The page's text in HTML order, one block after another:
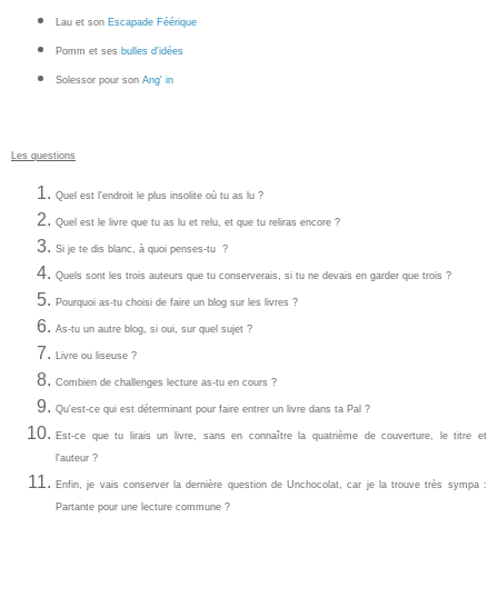
Lau et son Escapade Féérique
Pomm et ses bulles d'idées
Solessor pour son Ang' in
Les questions
Quel est l'endroit le plus insolite où tu as lu ?
Quel est le livre que tu as lu et relu, et que tu reliras encore ?
Si je te dis blanc, à quoi penses-tu ?
Quels sont les trois auteurs que tu conserverais, si tu ne devais en garder que trois ?
Pourquoi as-tu choisi de faire un blog sur les livres ?
As-tu un autre blog, si oui, sur quel sujet ?
Livre ou liseuse ?
Combien de challenges lecture as-tu en cours ?
Qu'est-ce qui est déterminant pour faire entrer un livre dans ta Pal ?
Est-ce que tu lirais un livre, sans en connaître la quatrième de couverture, le titre et
l'auteur ?
Enfin, je vais conserver la dernière question de Unchocolat, car je la trouve très sympa :
Partante pour une lecture commune ?